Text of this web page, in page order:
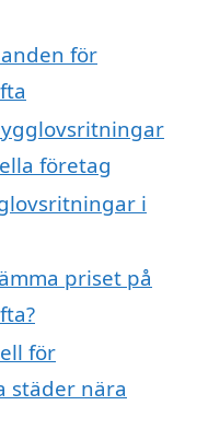
för
företag
i
priset på
för
städer nära